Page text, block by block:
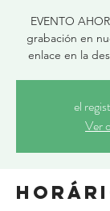
EVENTO
grabación en
enlace en la
el
Ver